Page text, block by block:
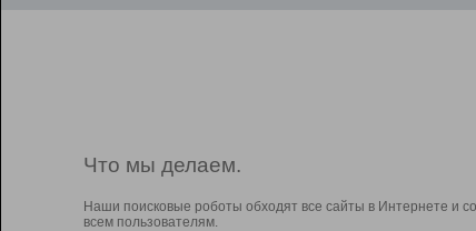
Что мы делаем.
Наши поисковые роботы обходят все сайты в Интернете и
всем пользователям.